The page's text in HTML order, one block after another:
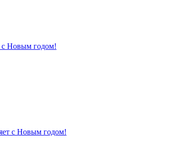
с Новым годом!
с Новым годом!